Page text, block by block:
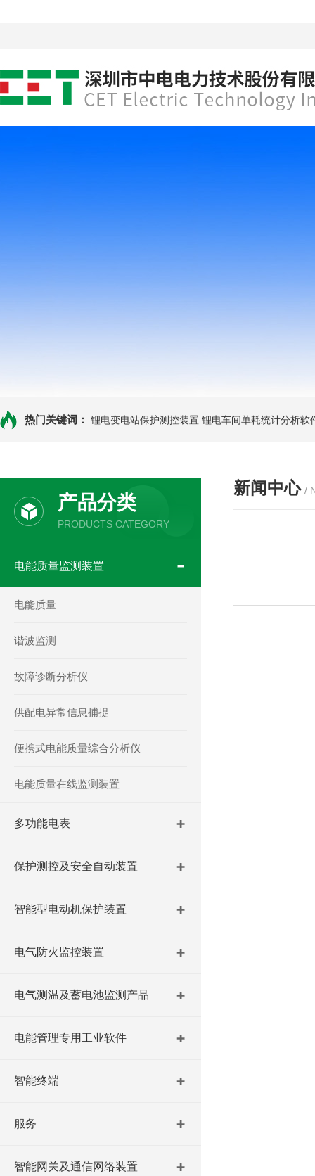
热门关键词： 锂电变电站保护测控装置 锂电车间单耗统计分析软
产品分类
PRODUCTS CATEGORY
电能质量监测装置
电能质量
谐波监测
故障诊断分析仪
供配电异常信息捕捉
便携式电能质量综合分析仪
电能质量在线监测装置
多功能电表
保护测控及安全自动装置
智能型电动机保护装置
电气防火监控装置
电气测温及蓄电池监测产品
电能管理专用工业软件
智能终端
服务
智能网关及通信网络装置
新闻中心 /